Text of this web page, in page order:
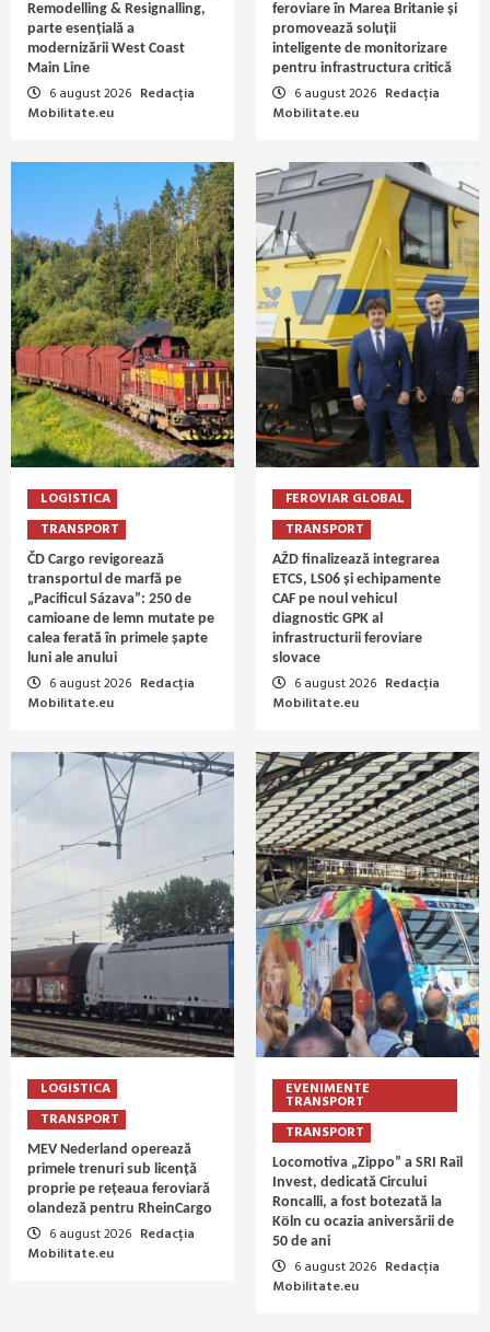
Remodelling & Resignalling,
parte esențială a
modernizării West Coast
Main Line
6 august 2026 Redacția
Mobilitate.eu
feroviare în Marea Britanie și
promovează soluții
inteligente de monitorizare
pentru infrastructura critică
6 august 2026 Redacția
Mobilitate.eu
LOGISTICA
TRANSPORT
ČD Cargo revigorează
transportul de marfă pe
„Pacificul Sázava”: 250 de
camioane de lemn mutate pe
calea ferată în primele șapte
luni ale anului
6 august 2026 Redacția
Mobilitate.eu
FEROVIAR GLOBAL
TRANSPORT
AŽD finalizează integrarea
ETCS, LS06 și echipamente
CAF pe noul vehicul
diagnostic GPK al
infrastructurii feroviare
slovace
6 august 2026 Redacția
Mobilitate.eu
LOGISTICA
TRANSPORT
MEV Nederland operează
primele trenuri sub licență
proprie pe rețeaua feroviară
olandeză pentru RheinCargo
6 august 2026 Redacția
Mobilitate.eu
EVENIMENTE
TRANSPORT
TRANSPORT
Locomotiva „Zippo” a SRI Rail
Invest, dedicată Circului
Roncalli, a fost botezată la
Köln cu ocazia aniversării de
50 de ani
6 august 2026 Redacția
Mobilitate.eu